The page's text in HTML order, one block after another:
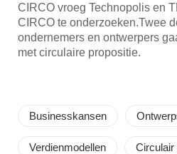
CIRCO vroeg Technopolis en
CIRCO te onderzoeken.Twee
ondernemers en ontwerpers
met circulaire propositie.
Businesskansen
Verdienmodellen Circulair